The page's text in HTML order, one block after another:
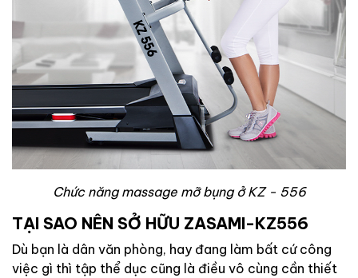
Chức năng massage mỡ bụng ở KZ - 556
TẠI SAO NÊN SỞ HỮU ZASAMI-KZ556
Dù bạn là dân văn phòng, hay đang làm bất cứ công
việc gì thì tập thể dục cũng là điều vô cùng cần thiết